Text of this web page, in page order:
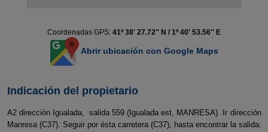
Coordenadas GPS: 41º 38' 27.72'' N / 1º 40' 53.56'' E
Abrir ubicación con Google Maps
Indicación del propietario
A2 dirección Igualada, salida 559 (Igualada est, MANRESA). Ir dirección
Manresa (C37). Seguir por ésta carretera (C37), hasta encontrar la salida: